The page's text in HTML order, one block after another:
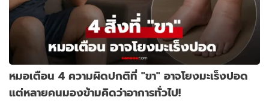
หมอเตือน 4 ความผิดปกติที่ "ขา" อาจโยงมะเร็งปอด
แต่หลายคนมองข้ามคิดว่าอาการทั่วไป!